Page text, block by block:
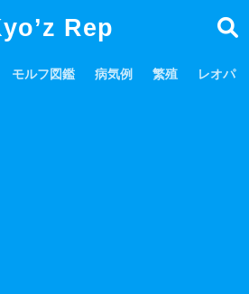
Rep
モルフ図鑑 病気例 繁殖 レオパ